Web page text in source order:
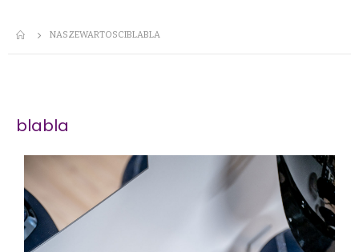
NASZEWARTOSCIBLABLA
blabla